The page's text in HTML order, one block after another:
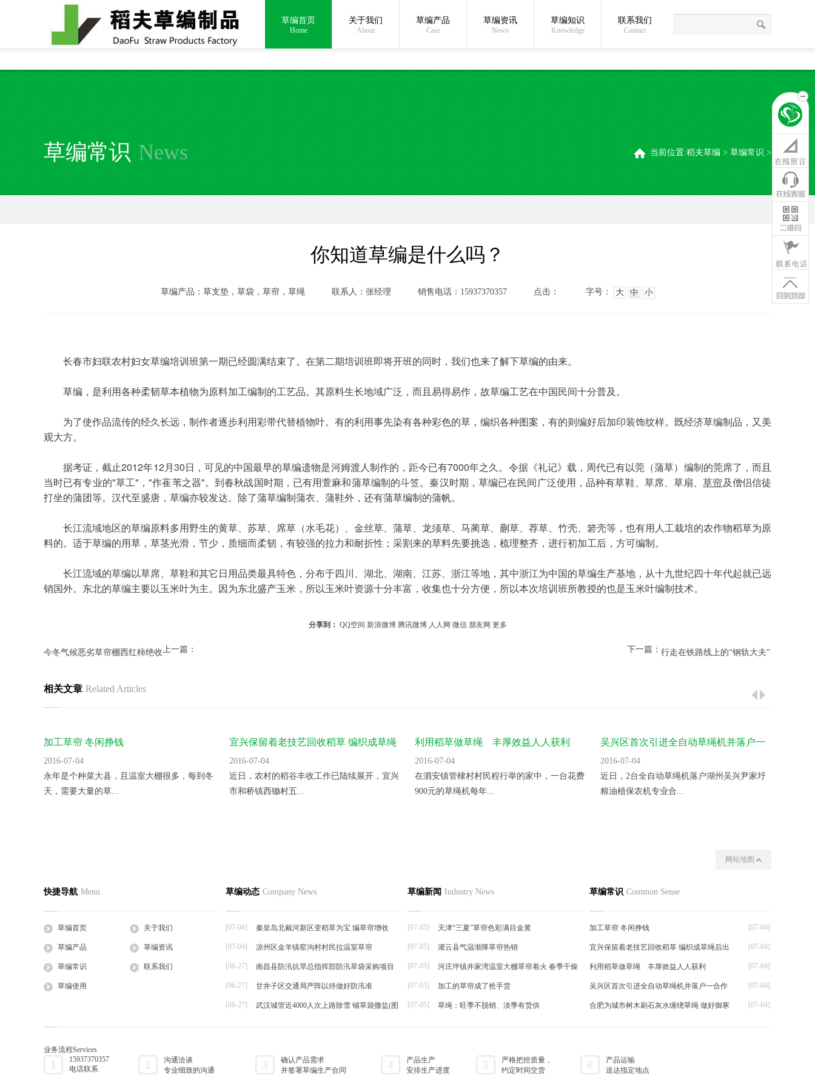
全国统一24小时销售电话：15937370357 在线沟通: 关于我们 草编常识 稻夫草编制品厂
草编首页
Home
关于我们
About
草编产品
Case
草编资讯
News
草编知识
Knowledge
联系我们
Contact
草编常识 News 当前位置:稻夫草编 > 草编常识 >
你知道草编是什么吗？
草编产品：草支垫，草袋，草帘，草绳 联系人：张经理 销售电话：15937370357 点击： 字号： 大 中 小
	长春市妇联农村妇女草编培训班第一期已经圆满结束了。在第二期培训班即将开班的同时，我们也来了解下草编的由来。
	草编，是利用各种柔韧草本植物为原料加工编制的工艺品。其原料生长地域广泛，而且易得易作，故草编工艺在中国民间十分普及。
观大方。
	据考证，截止2012年12月30日，可见的中国最早的草编遗物是河姆渡人制作的，距今已有7000年之久。令据《礼记》载，周代已有以莞（蒲草）编制的莞席了，而且
当时已有专业的"草工"，"作萑苇之器"。到春秋战国时期，已有用萱麻和蒲草编制的斗笠。秦汉时期，草编已在民间广泛使用，品种有草鞋、草席、草扇、草帘及僧侣信徒
打坐的蒲团等。汉代至盛唐，草编亦较发达。除了蒲草编制蒲衣、蒲鞋外，还有蒲草编制的蒲帆。
料的。适于草编的用草，草茎光滑，节少，质细而柔韧，有较强的拉力和耐折性；采割来的草料先要挑选，梳理整齐，进行初加工后，方可编制。
销国外。东北的草编主要以玉米叶为主。因为东北盛产玉米，所以玉米叶资源十分丰富，收集也十分方便，所以本次培训班所教授的也是玉米叶编制技术。
分享到： QQ空间 新浪微博 腾讯微博 人人网 微信 朋友网 更多
上一篇：
今冬气候恶劣草帘棚西红柿绝收 下一篇： 行走在铁路线上的“钢轨大夫”
相关文章 Related Articles
加工草帘 冬闲挣钱
2016-07-04
永年是个种菜大县，且温室大棚很多，每到冬
天，需要大量的草...
宜兴保留着老技艺回收稻草 编织成草绳
后出售
2016-07-04
近日，农村的稻谷丰收工作已陆续展开，宜兴
市和桥镇西锄村五...
利用稻草做草绳 丰厚效益人人获利
2016-07-04
在泗安镇管棣村村民程行举的家中，一台花费
900元的草绳机每年...
吴兴区首次引进全自动草绳机并落户一
合作社
2016-07-04
近日，2台全自动草绳机落户湖州吴兴尹家圩
粮油植保农机专业合...
2016-07-04
眼下正值收获季节，焚烧稻草造成的污染令人
头疼。然而2014年成...
2016-07-04
40户特困户，每户免费领取一台草绳编织机。
近日，泰州市红十...
网站地图
草支垫
草棒
大棚草帘
草袋
草绳
草片
快捷导航 Menu
草编首页 关于我们
草编产品 草编资讯
草编常识 联系我们
草编使用
草编动态 Company News
[07-04] 秦皇岛北戴河新区变稻草为宝 编草帘增收
[07-04] 凉州区金羊镇窑沟村村民拉温室草帘
[06-27] 南昌县防汛抗旱总指挥部防汛草袋采购项目
[06-27] 甘井子区交通局严阵以待做好防汛准
[06-27] 武汉城管近4000人次上路除雪 铺草袋撒盐(图
草编新闻 Industry News
[07-05] 天津“三夏”草帘色彩满目金黄
[07-05] 灌云县气温渐降草帘热销
[07-05] 河庄坪镇井家湾温室大棚草帘着火 春季干燥
[07-05] 加工的草帘成了抢手货
[07-05] 草绳：旺季不脱销、淡季有货供
草编常识 Common Sense
[07-04]
加工草帘 冬闲挣钱
[07-04]
宜兴保留着老技艺回收稻草 编织成草绳后出
[07-04]
利用稻草做草绳 丰厚效益人人获利
[07-04]
吴兴区首次引进全自动草绳机并落户一合作
[07-04]
合肥为城市树木刷石灰水缠绕草绳 做好御寒
业务流程Services
15937370357
电话联系
沟通洽谈
专业细致的沟通
确认产品需求
并签署草编生产合同
产品生产
安排生产进度
严格把控质量，
约定时间交货
产品运输
送达指定地点